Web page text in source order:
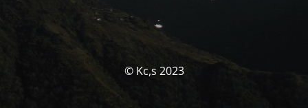
© Kc,s 2023